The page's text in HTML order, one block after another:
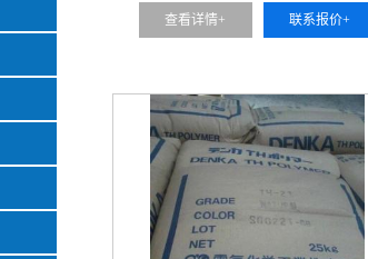
查看详情+ 联系报价+